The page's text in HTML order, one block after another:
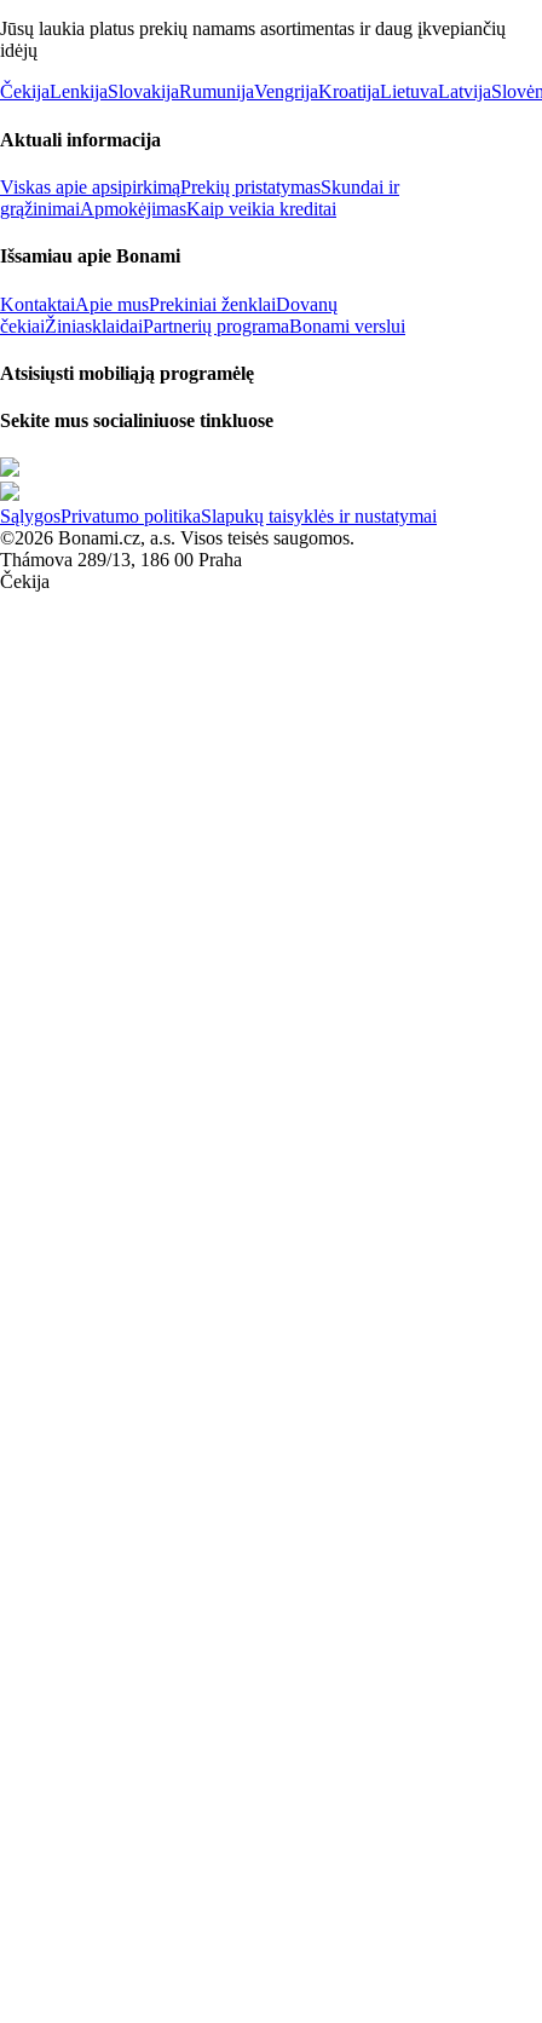
Jūsų laukia platus prekių namams asortimentas ir daug įkvepiančių
idėjų
ČekijaLenkijaSlovakijaRumunijaVengrijaKroatijaLietuvaLatvija
Aktuali informacija
Viskas apie apsipirkimąPrekių pristatymasSkundai ir
grąžinimaiApmokėjimasKaip veikia kreditai
Išsamiau apie Bonami
KontaktaiApie musPrekiniai ženklaiDovanų
čekiaiŽiniasklaidaiPartnerių programaBonami verslui
Atsisiųsti mobiliąją programėlę
Sekite mus socialiniuose tinkluose
SąlygosPrivatumo politikaSlapukų taisyklės ir nustatymai
©2026 Bonami.cz, a.s. Visos teisės saugomos.
Thámova 289/13, 186 00 Praha
Čekija